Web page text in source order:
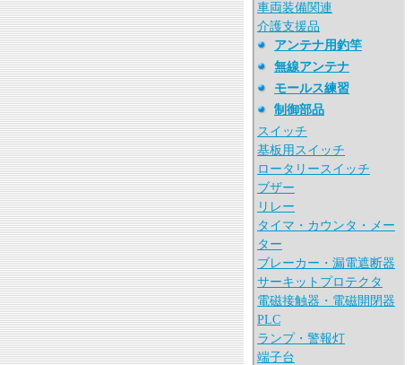
車両装備関連
介護支援品
アンテナ用釣竿
無線アンテナ
モールス練習
制御部品
スイッチ
基板用スイッチ
ロータリースイッチ
ブザー
リレー
タイマ・カウンタ・メー
ター
ブレーカー・漏電遮断器
サーキットプロテクタ
電磁接触器・電磁開閉器
PLC
ランプ・警報灯
端子台